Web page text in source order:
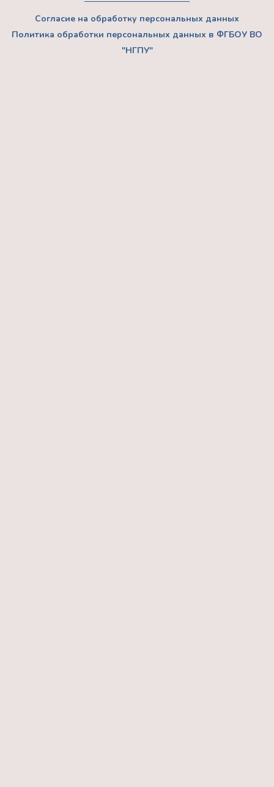
Согласие на обработку персональных данных
Политика обработки персональных данных в ФГБОУ ВО
"НГПУ"